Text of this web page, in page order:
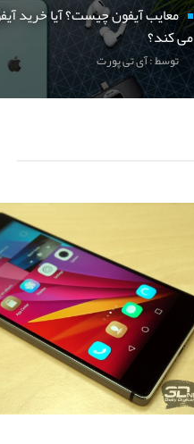
معایب آیفون چیست؟ آیا خرید
می کند؟
توسط : آی تی پورت